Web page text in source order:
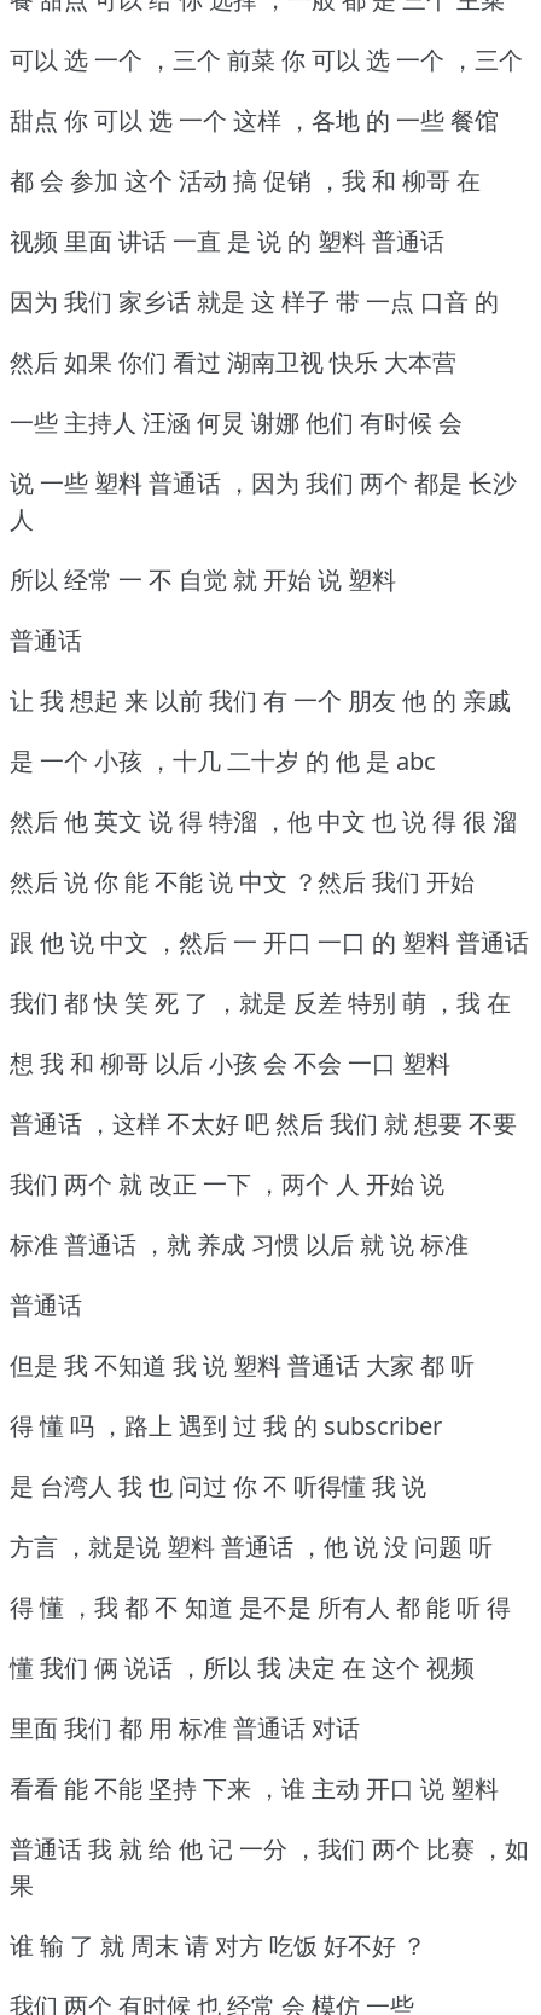
可以 选 一个 ，三个 前菜 你 可以 选 一个 ，三个
甜点 你 可以 选 一个 这样 ，各地 的 一些 餐馆
都 会 参加 这个 活动 搞 促销 ，我 和 柳哥 在
视频 里面 讲话 一直 是 说 的 塑料 普通话
因为 我们 家乡话 就是 这 样子 带 一点 口音 的
然后 如果 你们 看过 湖南卫视 快乐 大本营
一些 主持人 汪涵 何炅 谢娜 他们 有时候 会
说 一些 塑料 普通话 ，因为 我们 两个 都是 长沙
人
所以 经常 一 不 自觉 就 开始 说 塑料
普通话
让 我 想起 来 以前 我们 有 一个 朋友 他 的 亲戚
是 一个 小孩 ，十几 二十岁 的 他 是 abc
然后 他 英文 说 得 特溜 ，他 中文 也 说 得 很 溜
然后 说 你 能 不能 说 中文 ？然后 我们 开始
跟 他 说 中文 ，然后 一 开口 一口 的 塑料 普通话
我们 都 快 笑 死 了 ，就是 反差 特别 萌 ，我 在
想 我 和 柳哥 以后 小孩 会 不会 一口 塑料
普通话 ，这样 不太好 吧 然后 我们 就 想要 不要
我们 两个 就 改正 一下 ，两个 人 开始 说
标准 普通话 ，就 养成 习惯 以后 就 说 标准
普通话
但是 我 不知道 我 说 塑料 普通话 大家 都 听
得 懂 吗 ，路上 遇到 过 我 的 subscriber
是 台湾人 我 也 问过 你 不 听得懂 我 说
方言 ，就是说 塑料 普通话 ，他 说 没 问题 听
得 懂 ，我 都 不 知道 是不是 所有人 都 能 听 得
懂 我们 俩 说话 ，所以 我 决定 在 这个 视频
里面 我们 都 用 标准 普通话 对话
看看 能 不能 坚持 下来 ，谁 主动 开口 说 塑料
普通话 我 就 给 他 记 一分 ，我们 两个 比赛 ，如
果
谁 输 了 就 周末 请 对方 吃饭 好不好 ？
我们 两个 有时候 也 经常 会 模仿 一些